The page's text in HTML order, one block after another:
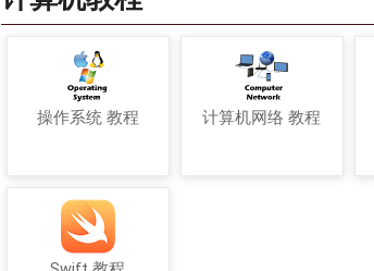
操作系统 教程 计算机网络 教程